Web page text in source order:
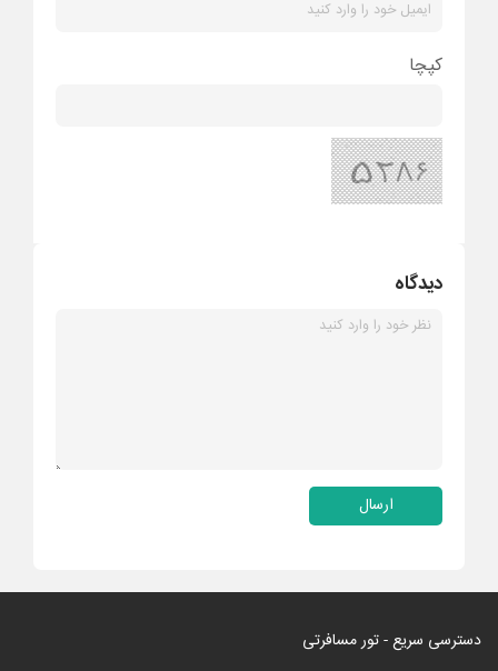
کپچا
دیدگاه
ارسال
دسترسی سریع - تور مسافرتی